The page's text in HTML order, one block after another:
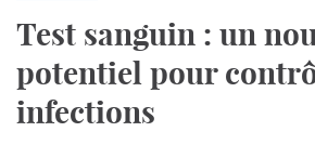
Test sanguin : un
potentiel pour
infections